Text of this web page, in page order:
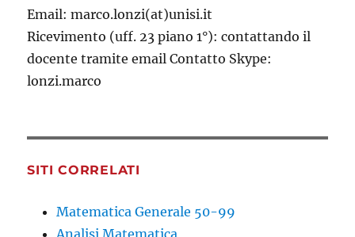
Email: marco.lonzi(at)unisi.it
Ricevimento (uff. 23 piano 1°): contattando il
docente tramite email Contatto Skype:
lonzi.marco
SITI CORRELATI
Matematica Generale 50-99